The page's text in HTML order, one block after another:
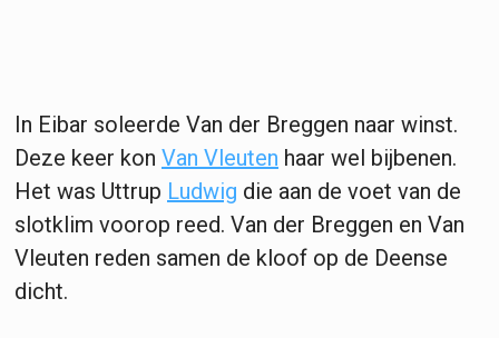
In Eibar soleerde Van der Breggen naar winst.
Deze keer kon Van Vleuten haar wel bijbenen.
Het was Uttrup Ludwig die aan de voet van de
slotklim voorop reed. Van der Breggen en Van
Vleuten reden samen de kloof op de Deense
dicht.